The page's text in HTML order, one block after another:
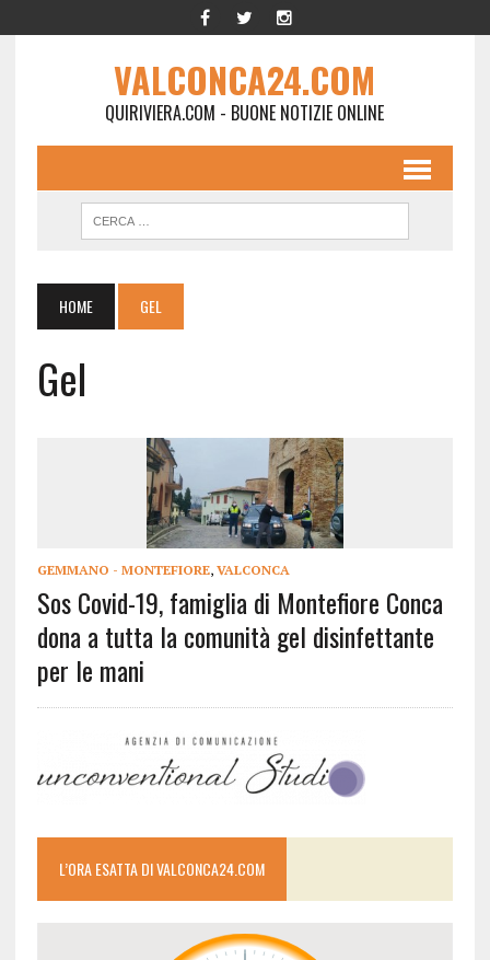
VALCONCA24.COM
QUIRIVIERA.COM - BUONE NOTIZIE ONLINE
HOME GEL
Gel
GEMMANO - MONTEFIORE, VALCONCA
Sos Covid-19, famiglia di Montefiore Conca
dona a tutta la comunità gel disinfettante
per le mani
L’ORA ESATTA DI VALCONCA24.COM